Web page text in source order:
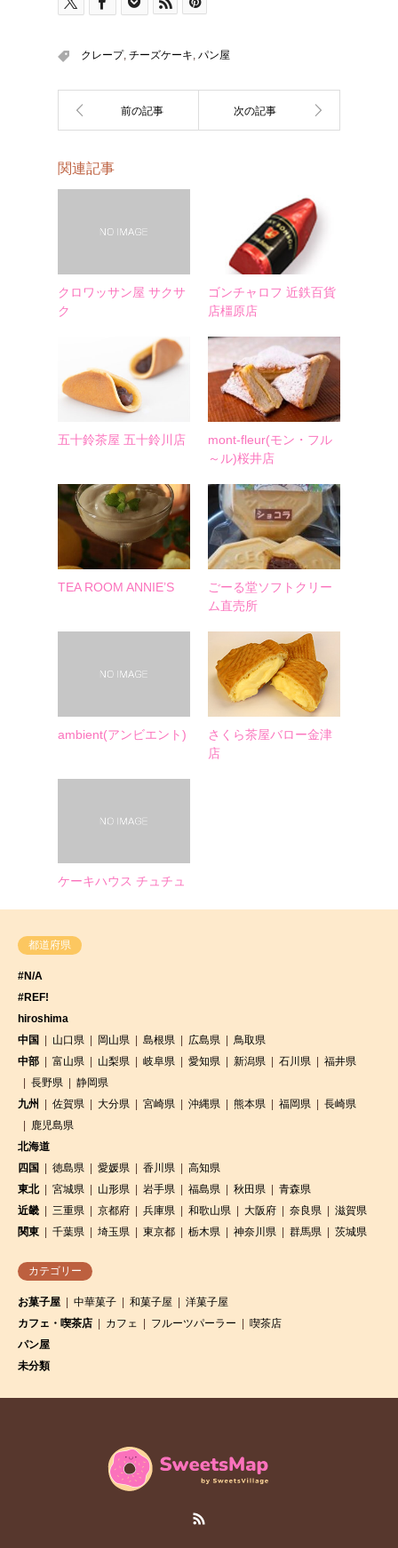
クレープ, チーズケーキ, パン屋
関連記事
クロワッサン屋 サクサ
ク
ゴンチャロフ 近鉄百貨
店橿原店
五十鈴茶屋 五十鈴川店
mont-fleur(モン・フル
～ル)桜井店
TEA ROOM ANNIE’S
ごーる堂ソフトクリー
ム直売所
ambient(アンビエント)
さくら茶屋バロー金津
店
ケーキハウス チュチュ
都道府県
#N/A
#REF!
hiroshima
中国
山口県 岡山県 島根県 広島県
鳥取県
中部
富山県 山梨県 岐阜県 愛知県 新潟県 石川県
福井県
長野県
静岡県
九州
佐賀県 大分県 宮崎県 沖縄県 熊本県 福岡県
長崎県
鹿児島県
北海道
四国
徳島県 愛媛県 香川県
高知県
東北
宮城県 山形県 岩手県 福島県 秋田県
青森県
近畿
三重県 京都府 兵庫県 和歌山県 大阪府 奈良県
滋賀県
関東
千葉県 埼玉県 東京都 栃木県 神奈川県 群馬県 茨城県
カテゴリー
お菓子屋 中華菓子 和菓子屋
洋菓子屋
カフェ・喫茶店
カフェ フルーツパーラー
喫茶店
パン屋
未分類